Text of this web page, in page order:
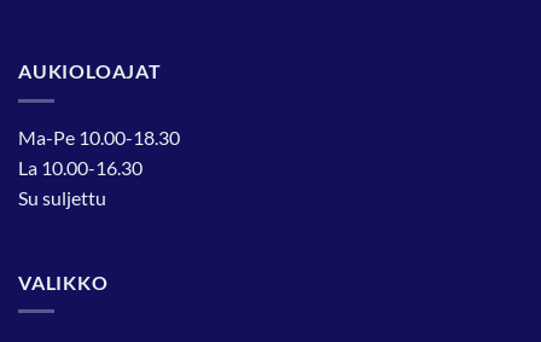
AUKIOLOAJAT
Ma-Pe 10.00-18.30
La 10.00-16.30
Su suljettu
VALIKKO